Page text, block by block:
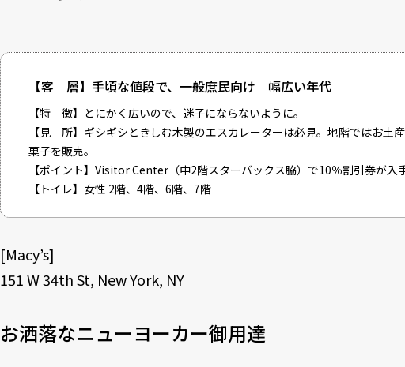
【客 層】手頃な値段で、一般庶民向け 幅広い年代
【特 徴】とにかく広いので、迷子にならないように。
【見 所】ギシギシときしむ木製のエスカレーターは必見。地階ではお土
菓子を販売。
【ポイント】 Visitor Center （中2階スターバックス脇）で10％割引券が入
【トイレ】女性 2階、4階、6階、7階
[Macy’s]
151 W 34th St, New York, NY
お洒落なニューヨーカー御用達